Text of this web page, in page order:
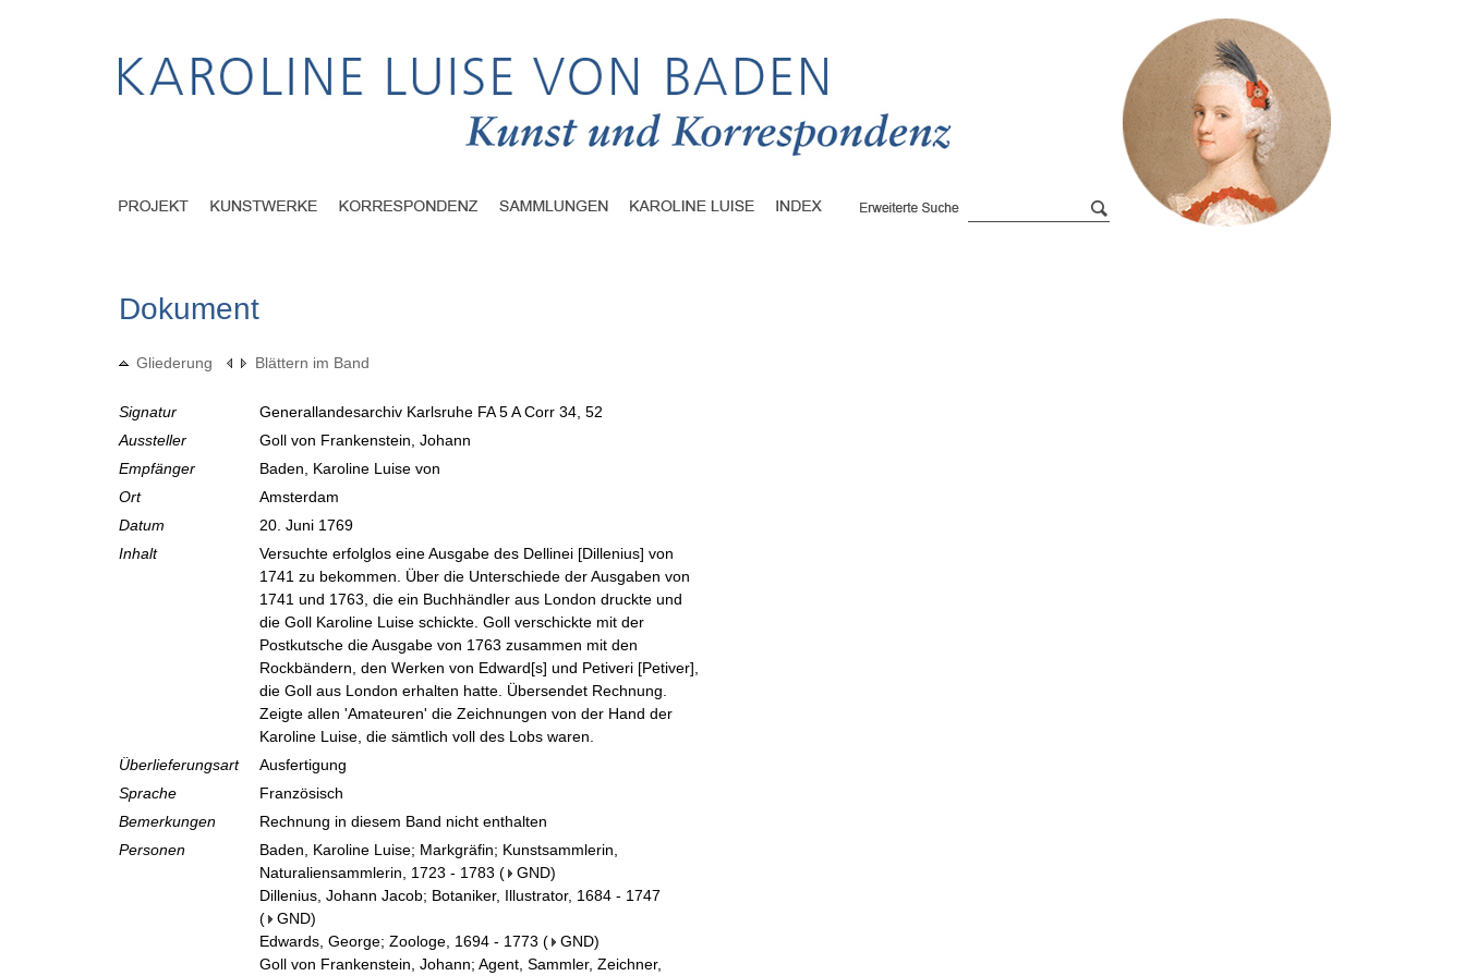
Dokument
Gliederung Blättern im Band
Signatur
Generallandesarchiv Karlsruhe FA 5 A Corr 34, 52
Aussteller
Goll von Frankenstein, Johann
Empfänger
Baden, Karoline Luise von
Ort
Amsterdam
Datum
20. Juni 1769
Inhalt
Versuchte erfolglos eine Ausgabe des Dellinei [Dillenius] von
1741 zu bekommen. Über die Unterschiede der Ausgaben von
1741 und 1763, die ein Buchhändler aus London druckte und
die Goll Karoline Luise schickte. Goll verschickte mit der
Postkutsche die Ausgabe von 1763 zusammen mit den
Rockbändern, den Werken von Edward[s] und Petiveri [Petiver],
die Goll aus London erhalten hatte. Übersendet Rechnung.
Zeigte allen 'Amateuren' die Zeichnungen von der Hand der
Karoline Luise, die sämtlich voll des Lobs waren.
Überlieferungsart
Ausfertigung
Sprache
Französisch
Bemerkungen
Rechnung in diesem Band nicht enthalten
Personen
Baden, Karoline Luise; Markgräfin; Kunstsammlerin,
Naturaliensammlerin, 1723 - 1783 ( GND)
Dillenius, Johann Jacob; Botaniker, Illustrator, 1684 - 1747
(
GND)
Edwards, George; Zoologe, 1694 - 1773 ( GND)
Goll von Frankenstein, Johann; Agent, Sammler, Zeichner,